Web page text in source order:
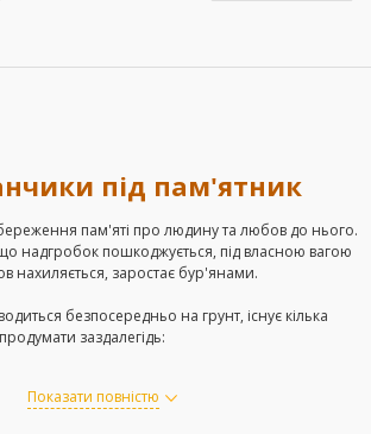
під пам'ятник
пам'яті про людину та любов до нього.
надгробок пошкоджується, під власною вагою
нахиляється, заростає бур'янами.
безпосередньо на грунт, існує кілька
заздалегідь:
Показати повністю